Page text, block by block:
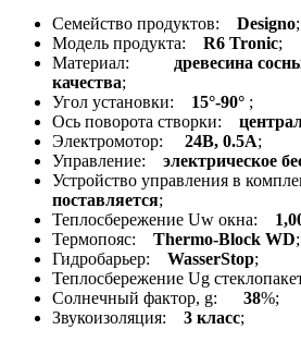
Семейство продуктов: Designo;
Модель продукта: R6 Tronic;
Материал:
древесина
качества;
Угол установки: 15°-90° ;
Ось поворота створки:
Электромотор: 24В, 0.5А;
Управление: электрическое
Устройство управления в
поставляется;
Теплосбережение Uw окна:
Термопояс: Thermo-Block WD;
Гидробарьер: WasserStop;
Теплосбережение Ug
Солнечный фактор, g:
38%;
Звукоизоляция:
3 класс;